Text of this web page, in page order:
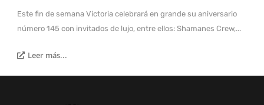
Este fin de semana Victoria celebrará en grande su aniversario
número 145 con invitados de lujo, entre ellos: Shamanes Crew,...
Leer más...